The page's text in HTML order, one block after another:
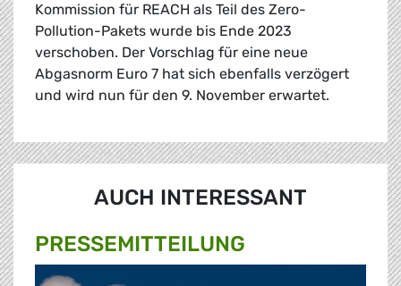
Kommission für REACH als Teil des Zero-
Pollution-Pakets wurde bis Ende 2023
verschoben. Der Vorschlag für eine neue
Abgasnorm Euro 7 hat sich ebenfalls verzögert
und wird nun für den 9. November erwartet.
AUCH INTERESSANT
PRESSE­MITTEILUNG